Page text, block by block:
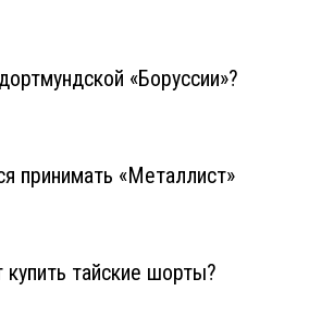
«Боруссии»?
принимать «Металлист»
тайские шорты?